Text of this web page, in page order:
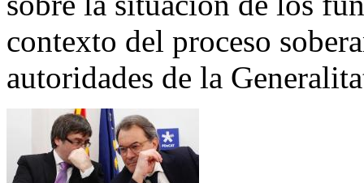
contexto del proceso
autoridades de la